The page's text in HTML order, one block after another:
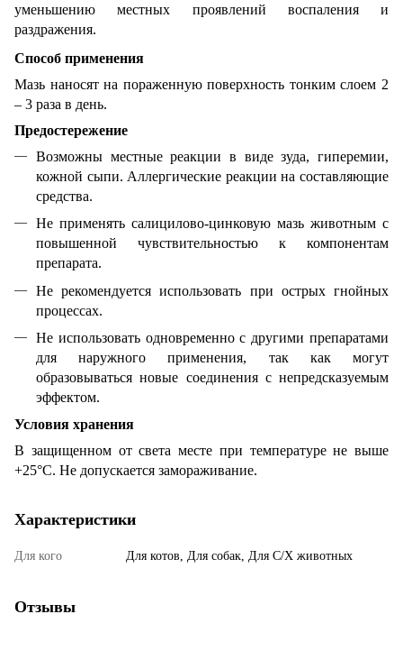
уменьшению местных проявлений воспаления и
раздражения.
Способ применения
Мазь наносят на пораженную поверхность тонким слоем 2
– 3 раза в день.
Предостережение
Возможны местные реакции в виде зуда, гиперемии,
кожной сыпи. Аллергические реакции на составляющие
средства.
Не применять салицилово-цинковую мазь животным с
повышенной чувствительностью к компонентам
препарата.
Не рекомендуется использовать при острых гнойных
процессах.
Не использовать одновременно с другими препаратами
для наружного применения, так как могут
образовываться новые соединения с непредсказуемым
эффектом.
Условия хранения
В защищенном от света месте при температуре не выше
+25°С. Не допускается замораживание.
Характеристики
Для кого Для котов, Для собак, Для С/Х животных
Отзывы